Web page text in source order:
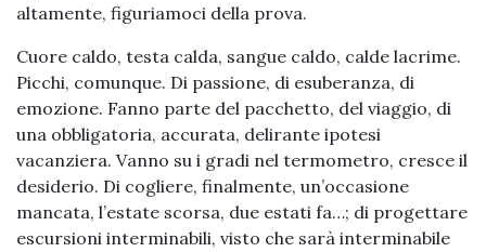
altamente, figuriamoci della prova.
Cuore caldo, testa calda, sangue caldo, calde lacrime.
Picchi, comunque. Di passione, di esuberanza, di
emozione. Fanno parte del pacchetto, del viaggio, di
una obbligatoria, accurata, delirante ipotesi
vacanziera. Vanno su i gradi nel termometro, cresce il
desiderio. Di cogliere, finalmente, un’occasione
mancata, l’estate scorsa, due estati fa…; di progettare
escursioni interminabili, visto che sarà interminabile